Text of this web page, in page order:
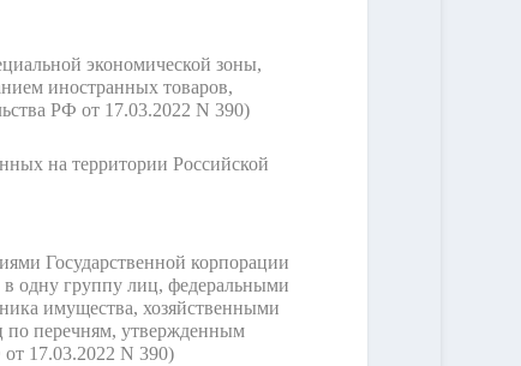
экономической зоны,
иностранных товаров,
РФ от 17.03.2022 N 390)
на территории Российской
Государственной корпорации
одну группу лиц, федеральными
имущества, хозяйственными
по перечням, утвержденным
17.03.2022 N 390)